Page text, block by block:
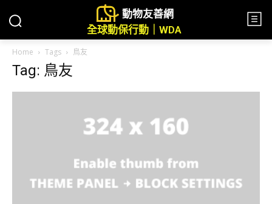
動物友善網
全球動保行動｜WDA
Home Tags 鳥友
Tag: 鳥友